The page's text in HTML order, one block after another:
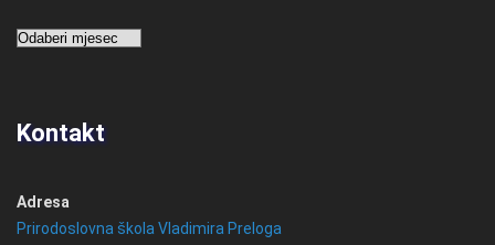
Arhiva
Kontakt
Adresa
Prirodoslovna škola Vladimira Preloga